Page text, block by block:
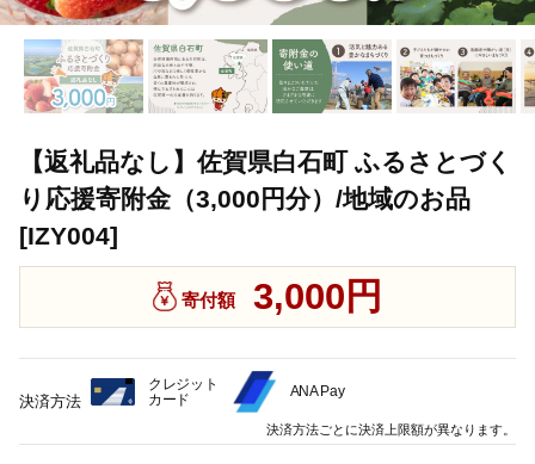
【返礼品なし】佐賀県白石町 ふるさとづく
り応援寄附金（3,000円分）/地域のお品
[IZY004]
寄付額 3,000円
決済方法
クレジット
カード
ANA Pay
決済方法ごとに決済上限額が異なります。